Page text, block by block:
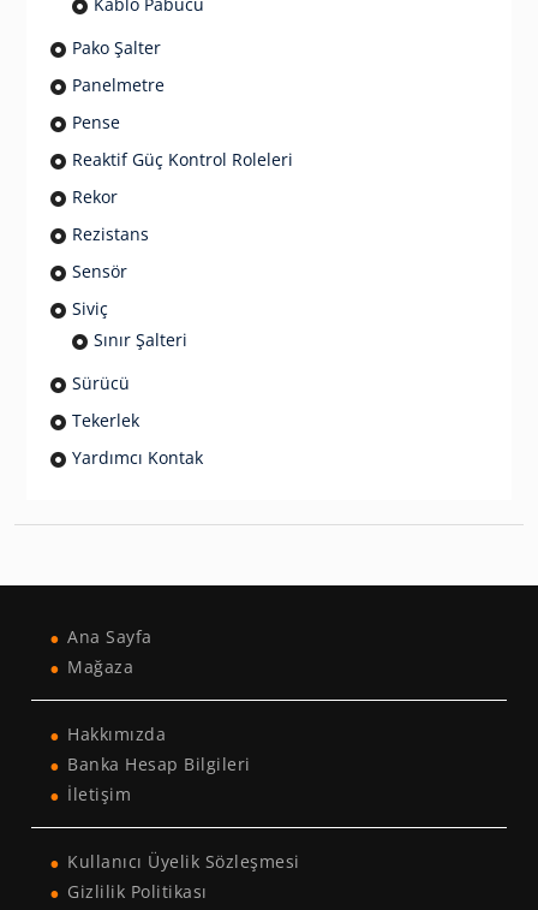
Pako Şalter
Panelmetre
Pense
Reaktif Güç Kontrol Roleleri
Rekor
Rezistans
Sensör
Siviç
Sınır Şalteri
Sürücü
Tekerlek
Yardımcı Kontak
Ana Sayfa
Mağaza
Hakkımızda
Banka Hesap Bilgileri
İletişim
Kullanıcı Üyelik Sözleşmesi
Gizlilik Politikası